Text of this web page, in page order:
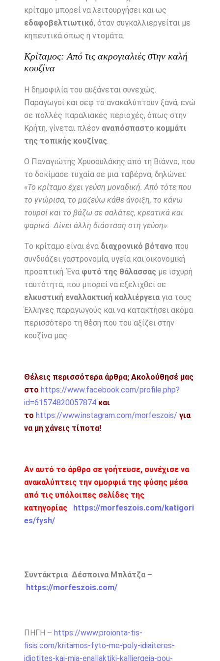
κρίταμο μπορεί να λειτουργήσει και ως
εδαφοβελτιωτικό, όταν συγκαλλιεργείται με
κηπευτικά όπως η ντομάτα.
Κρίταμος: Από τις ακρογιαλιές στην καλή
κουζίνα
Η δημοφιλία του αυξάνεται συνεχώς.
Παραγωγοί και σεφ το ανακαλύπτουν ξανά, ενώ
σε πολλές παραλιακές περιοχές, όπως στην
Κρήτη, γίνεται πλέον αναπόσπαστο κομμάτι
της τοπικής κουζίνας.
Ο Παναγιώτης Χρυσουλάκης από τη Βιάννο, που
το δοκίμασε τυχαία σε μια ταβέρνα, δηλώνει:
«Το κρίταμο έχει γεύση μοναδική. Από τότε που
το γνώρισα, το μαζεύω κάθε άνοιξη, το κάνω
τουρσί και το βάζω σε σαλάτες, κρεατικά και
ψαρικά. Δίνει άλλη διάσταση στη γεύση».
Το κρίταμο είναι ένα διαχρονικό βότανο που
συνδυάζει γαστρονομία, υγεία και οικονομική
προοπτική. Ένα φυτό της θάλασσας με ισχυρή
ταυτότητα, που μπορεί να εξελιχθεί σε
ελκυστική εναλλακτική καλλιέργειαγια τους
Έλληνες παραγωγούς και να κατακτήσει ακόμα
περισσότερο τη θέση που του αξίζει στην
κουζίνα μας.
Θέλεις περισσότερα άρθρα; Ακολούθησέ μας
στο https://www.facebook.com/profile.php?
id=61574820057874 και
το https://www.instagram.com/morfeszois/ για
να μη χάνεις τίποτα!
Αν αυτό το άρθρο σε γοήτευσε, συνέχισε να
ανακαλύπτεις την ομορφιά της φύσης μέσα
από τις υπόλοιπες σελίδες της
κατηγορίας
https://morfeszois.com/katigori
es/fysh/
Συντάκτρια Δέσποινα Μπλάτζα –
https://morfeszois.com/
ΠΗΓΗ – https://www.proionta-tis-
fisis.com/kritamos-fyto-me-poly-idiaiteres-
idiotites-kai-mia-enallaktiki-kalliergeia-pou-